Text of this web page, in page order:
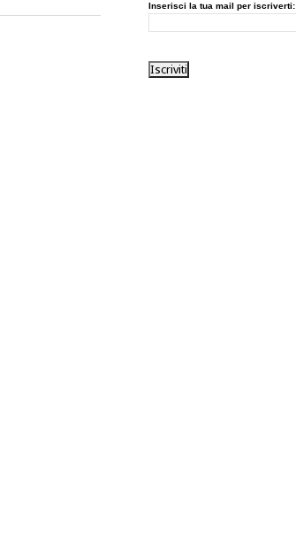
Inserisci la tua mail per iscriverti: